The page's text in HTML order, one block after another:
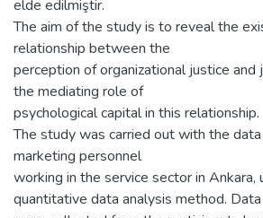
elde edilmiştir.
The aim of the study is to reveal the
relationship between the
perception of organizational justice and
the mediating role of
psychological capital in this relationship.
The study was carried out with the
marketing personnel
working in the service sector in Ankara,
quantitative data analysis method. Data